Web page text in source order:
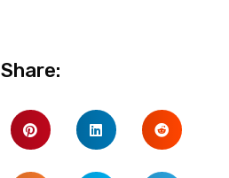
Share: